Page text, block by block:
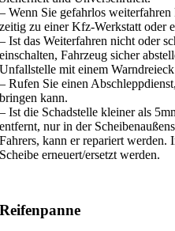
– Wenn Sie gefahrlos
zeitig zu einer Kfz-Werkstatt oder
– Ist das Weiterfahren nicht oder
einschalten, Fahrzeug sicher
Unfallstelle mit einem
– Rufen Sie einen
bringen kann.
– Ist die Schadstelle kleiner als
entfernt, nur in der
Fahrers, kann er repariert werden.
Scheibe erneuert/ersetzt werden.
Reifenpanne